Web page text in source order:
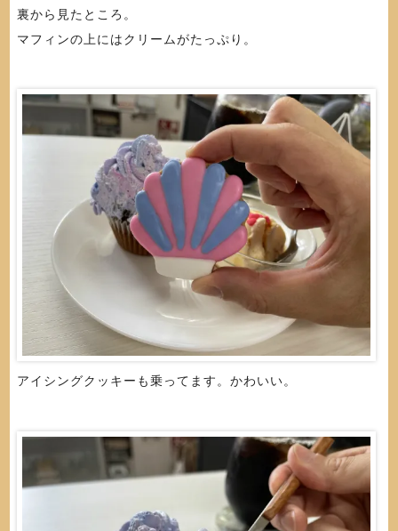
裏から見たところ。
マフィンの上にはクリームがたっぷり。
アイシングクッキーも乗ってます。かわいい。